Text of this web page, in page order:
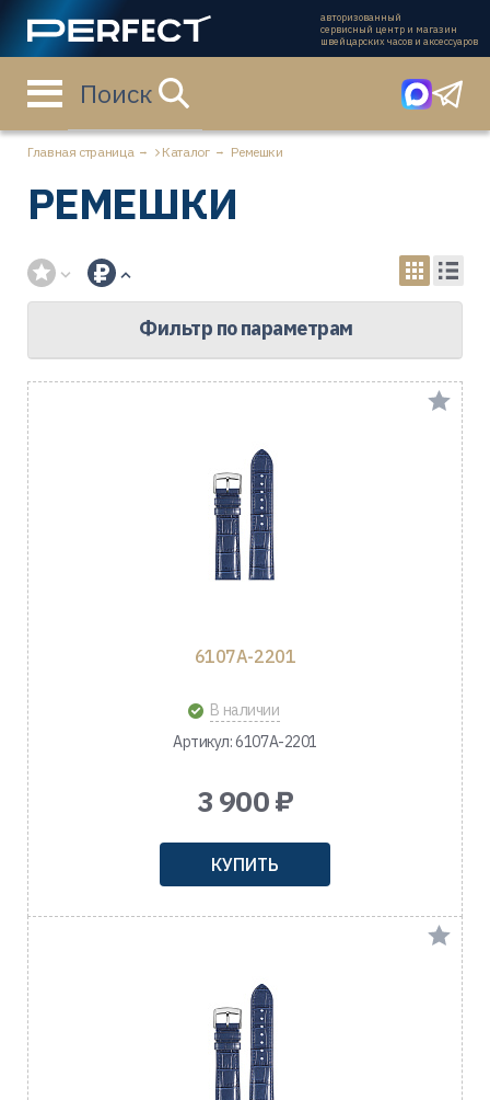
авторизованный
сервисный центр и магазин
швейцарских часов и аксессуаров
Поиск
Главная страница Каталог Ремешки
РЕМЕШКИ
Фильтр по параметрам
6107A-2201
В наличии
Артикул: 6107A-2201
3 900 ₽
КУПИТЬ